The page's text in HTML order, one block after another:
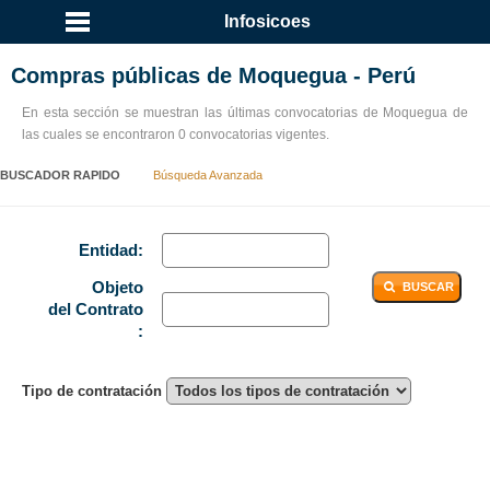
Infosicoes
Compras públicas de Moquegua - Perú
En esta sección se muestran las últimas convocatorias de Moquegua de
las cuales se encontraron 0 convocatorias vigentes.
BUSCADOR RAPIDO Búsqueda Avanzada
Entidad:
BUSCAR
Objeto
del Contrato
:
Tipo de contratación